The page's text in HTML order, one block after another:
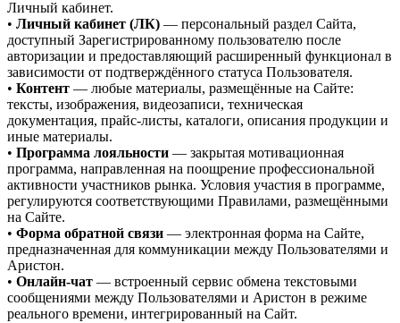
Личный кабинет.
• Личный кабинет (ЛК) — персональный раздел Сайта,
доступный Зарегистрированному пользователю после
авторизации и предоставляющий расширенный функционал в
зависимости от подтверждённого статуса Пользователя.
• Контент — любые материалы, размещённые на Сайте:
тексты, изображения, видеозаписи, техническая
документация, прайс-листы, каталоги, описания продукции и
иные материалы.
• Программа лояльности — закрытая мотивационная
программа, направленная на поощрение профессиональной
активности участников рынка. Условия участия в программе,
регулируются соответствующими Правилами, размещёнными
на Сайте.
• Форма обратной связи — электронная форма на Сайте,
предназначенная для коммуникации между Пользователями и
Аристон.
• Онлайн-чат — встроенный сервис обмена текстовыми
сообщениями между Пользователями и Аристон в режиме
реального времени, интегрированный на Сайт.